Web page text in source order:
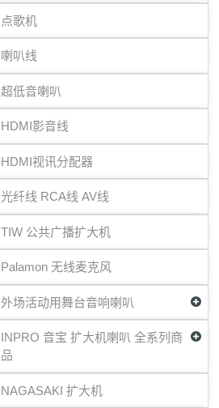
点歌机
喇叭线
超低音喇叭
HDMI影音线
HDMI视讯分配器
光纤线 RCA线 AV线
TIW 公共广播扩大机
Palamon 无线麦克风
外场活动用舞台音响喇叭
INPRO 音宝 扩大机喇叭 全系列商
品
NAGASAKI 扩大机